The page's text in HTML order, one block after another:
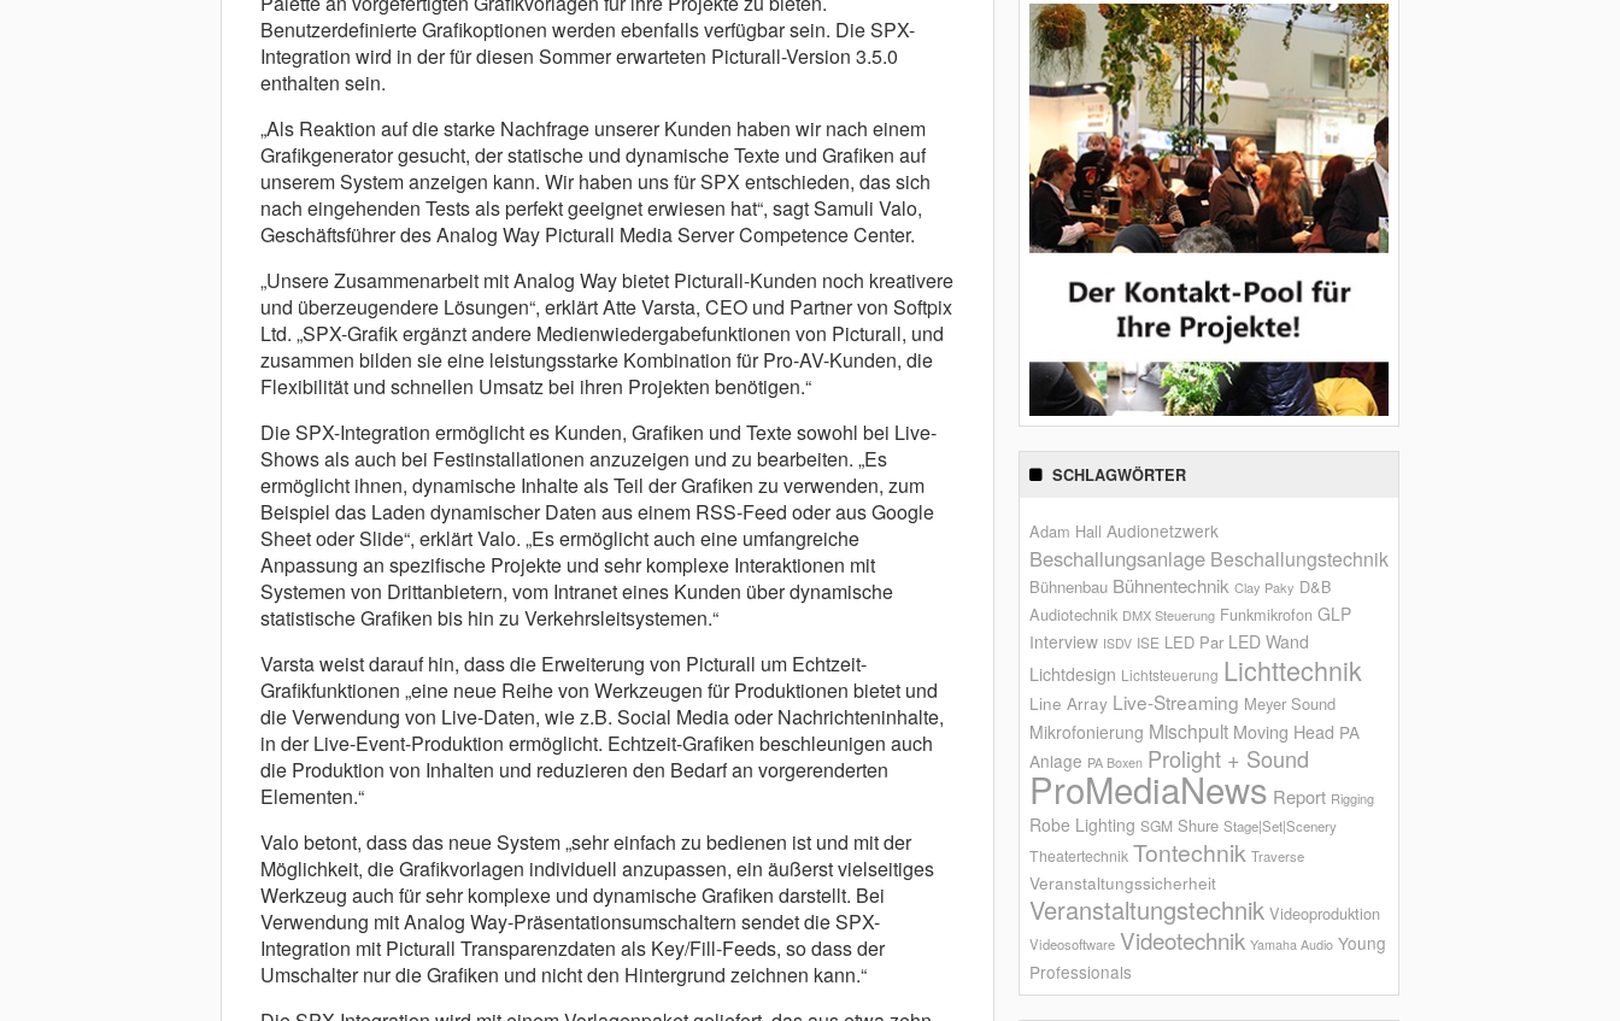
Benutzerdefinierte Grafikoptionen werden ebenfalls verfügbar sein. Die SPX-
Integration wird in der für diesen Sommer erwarteten Picturall-Version 3.5.0
enthalten sein.
„Als Reaktion auf die starke Nachfrage unserer Kunden haben wir nach einem
Grafikgenerator gesucht, der statische und dynamische Texte und Grafiken auf
unserem System anzeigen kann. Wir haben uns für SPX entschieden, das sich
nach eingehenden Tests als perfekt geeignet erwiesen hat“, sagt Samuli Valo,
Geschäftsführer des Analog Way Picturall Media Server Competence Center.
„Unsere Zusammenarbeit mit Analog Way bietet Picturall-Kunden noch kreativere
und überzeugendere Lösungen“, erklärt Atte Varsta, CEO und Partner von Softpix
Ltd. „SPX-Grafik ergänzt andere Medienwiedergabefunktionen von Picturall, und
zusammen bilden sie eine leistungsstarke Kombination für Pro-AV-Kunden, die
Flexibilität und schnellen Umsatz bei ihren Projekten benötigen.“
Die SPX-Integration ermöglicht es Kunden, Grafiken und Texte sowohl bei Live-
Shows als auch bei Festinstallationen anzuzeigen und zu bearbeiten. „Es
ermöglicht ihnen, dynamische Inhalte als Teil der Grafiken zu verwenden, zum
Beispiel das Laden dynamischer Daten aus einem RSS-Feed oder aus Google
Sheet oder Slide“, erklärt Valo. „Es ermöglicht auch eine umfangreiche
Anpassung an spezifische Projekte und sehr komplexe Interaktionen mit
Systemen von Drittanbietern, vom Intranet eines Kunden über dynamische
statistische Grafiken bis hin zu Verkehrsleitsystemen.“
Varsta weist darauf hin, dass die Erweiterung von Picturall um Echtzeit-
Grafikfunktionen „eine neue Reihe von Werkzeugen für Produktionen bietet und
die Verwendung von Live-Daten, wie z.B. Social Media oder Nachrichteninhalte,
in der Live-Event-Produktion ermöglicht. Echtzeit-Grafiken beschleunigen auch
die Produktion von Inhalten und reduzieren den Bedarf an vorgerenderten
Elementen.“
Valo betont, dass das neue System „sehr einfach zu bedienen ist und mit der
Möglichkeit, die Grafikvorlagen individuell anzupassen, ein äußerst vielseitiges
Werkzeug auch für sehr komplexe und dynamische Grafiken darstellt. Bei
Verwendung mit Analog Way-Präsentationsumschaltern sendet die SPX-
Integration mit Picturall Transparenzdaten als Key/Fill-Feeds, so dass der
Umschalter nur die Grafiken und nicht den Hintergrund zeichnen kann.“
SCHLAGWÖRTER
Adam Hall Audionetzwerk
Beschallungsanlage Beschallungstechnik
Bühnenbau Bühnentechnik Clay Paky D&B
Audiotechnik DMX Steuerung Funkmikrofon GLP
Interview ISDV ISE LED Par LED Wand
Lichtdesign Lichtsteuerung Lichttechnik
Line Array Live-Streaming Meyer Sound
Mikrofonierung Mischpult Moving Head PA
Anlage PA Boxen Prolight + Sound
ProMediaNews Report Rigging
Robe Lighting SGM Shure Stage|Set|Scenery
Theatertechnik Tontechnik Traverse
Veranstaltungssicherheit
Veranstaltungstechnik Videoproduktion
Videosoftware Videotechnik Yamaha Audio Young
Professionals